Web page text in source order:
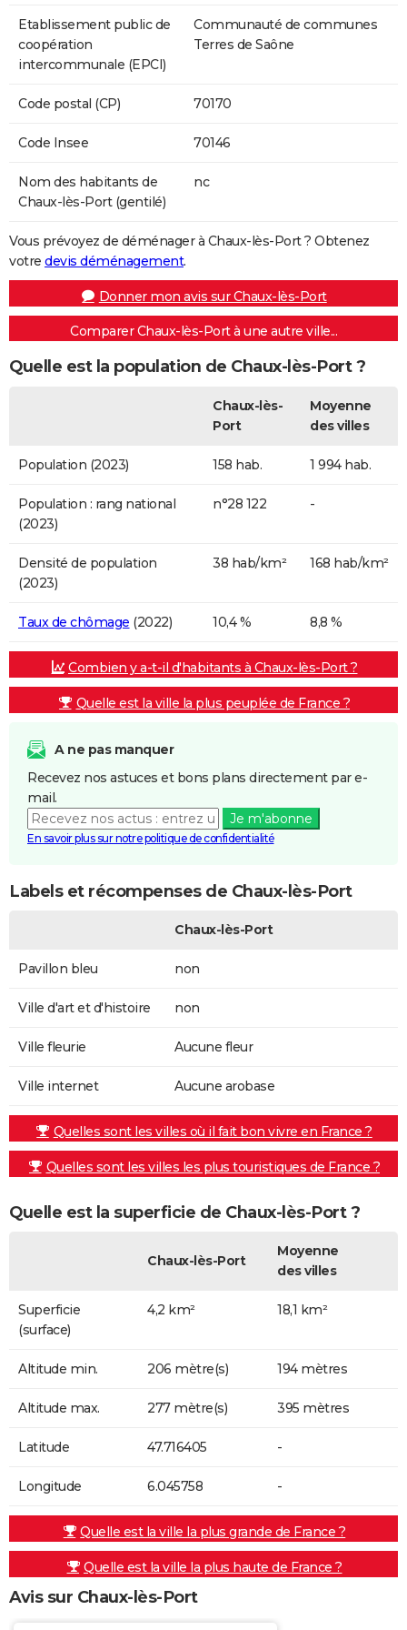
Etablissement public de
coopération
intercommunale (EPCI)
Communauté de communes
Terres de Saône
Code postal (CP) 70170
Code Insee 70146
Nom des habitants de
Chaux-lès-Port (gentilé)
nc
Vous prévoyez de déménager à Chaux-lès-Port ? Obtenez
votre devis déménagement.
Donner mon avis sur Chaux-lès-Port
Comparer Chaux-lès-Port à une autre ville...
Quelle est la population de Chaux-lès-Port ?
Chaux-lès-
Port
Moyenne
des villes
Population (2023) 158 hab. 1 994 hab.
Population : rang national
(2023)
n°28 122 -
Densité de population
(2023)
38 hab/km² 168 hab/km²
Taux de chômage (2022) 10,4 % 8,8 %
Combien y a-t-il d'habitants à Chaux-lès-Port ?
Quelle est la ville la plus peuplée de France ?
A ne pas manquer
Recevez nos astuces et bons plans directement par e-
mail.
Je m'abonne
En savoir plus sur notre politique de confidentialité
Labels et récompenses de Chaux-lès-Port
Chaux-lès-Port
Pavillon bleu non
Ville d'art et d'histoire non
Ville fleurie Aucune fleur
Ville internet Aucune arobase
Quelles sont les villes où il fait bon vivre en France ?
Quelles sont les villes les plus touristiques de France ?
Quelle est la superficie de Chaux-lès-Port ?
Chaux-lès-Port
Moyenne
des villes
Superficie
(surface)
4,2 km² 18,1 km²
Altitude min. 206 mètre(s) 194 mètres
Altitude max. 277 mètre(s) 395 mètres
Latitude 47.716405 -
Longitude 6.045758 -
Quelle est la ville la plus grande de France ?
Quelle est la ville la plus haute de France ?
Avis sur Chaux-lès-Port